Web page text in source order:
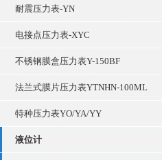
耐震压力表-YN
电接点压力表-XYC
不锈钢膜盒压力表Y-150BF
法兰式膜片压力表YTNHN-100ML
特种压力表YO/YA/YY
液位计